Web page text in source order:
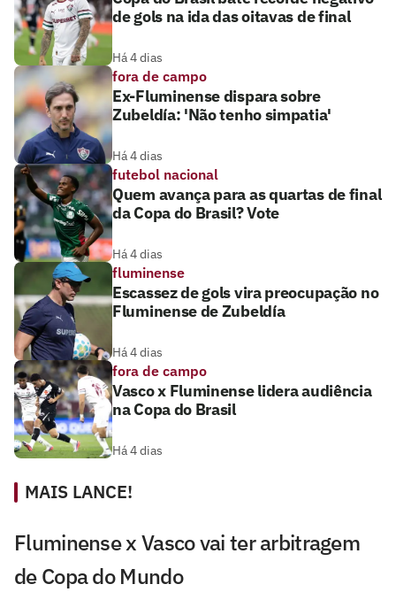
de gols na ida das oitavas de final
Há 4 dias
fora de campo
Ex-Fluminense dispara sobre
Zubeldía: 'Não tenho simpatia'
Há 4 dias
futebol nacional
Quem avança para as quartas de final
da Copa do Brasil? Vote
Há 4 dias
fluminense
Escassez de gols vira preocupação no
Fluminense de Zubeldía
Há 4 dias
fora de campo
Vasco x Fluminense lidera audiência
na Copa do Brasil
Há 4 dias
MAIS LANCE!
Fluminense x Vasco vai ter arbitragem
de Copa do Mundo